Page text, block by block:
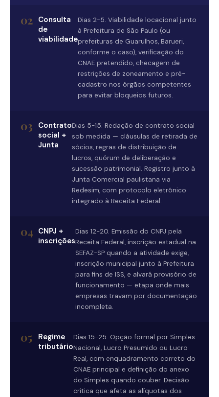
02 Consulta
de
viabilidade
Dias 2-5. Viabilidade locacional junto
à Prefeitura de São Paulo (ou
prefeituras de Guarulhos, Barueri,
conforme o caso), verificação do
CNAE pretendido, checagem de
restrições de zoneamento e pré-
cadastro nos órgãos competentes
para evitar bloqueios futuros.
03
Contrato
social +
Junta
Dias 5-15. Redação de contrato social
sob medida — cláusulas de retirada de
sócios, regras de distribuição de
lucros, quórum de deliberação e
sucessão patrimonial. Registro junto à
Junta Comercial paulistana via
Redesim, com protocolo eletrônico
integrado à Receita Federal.
04 CNPJ +
inscrições
Dias 12-20. Emissão do CNPJ pela
Receita Federal, inscrição estadual na
SEFAZ-SP quando a atividade exige,
inscrição municipal junto à Prefeitura
para fins de ISS, e alvará provisório de
funcionamento — etapa onde mais
empresas travam por documentação
incompleta.
05
Regime
tributário
Dias 15-25. Opção formal por Simples
Nacional, Lucro Presumido ou Lucro
Real, com enquadramento correto do
CNAE principal e definição do anexo
do Simples quando couber. Decisão
crítica que afeta as alíquotas dos